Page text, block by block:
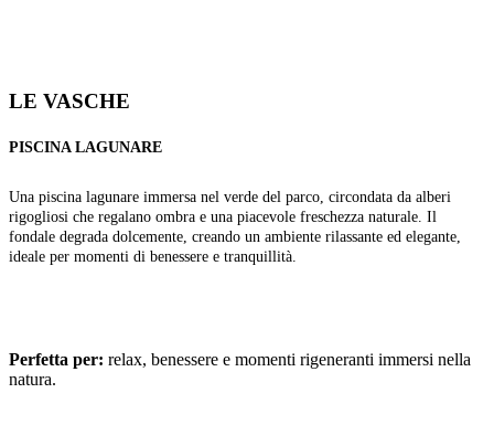
LE VASCHE
PISCINA LAGUNARE
Una piscina lagunare immersa nel verde del parco, circondata da alberi
rigogliosi che regalano ombra e una piacevole freschezza naturale. Il
fondale degrada dolcemente, creando un ambiente rilassante ed elegante,
ideale per momenti di benessere e tranquillità.
Perfetta per: relax, benessere e momenti rigeneranti immersi nella
natura.